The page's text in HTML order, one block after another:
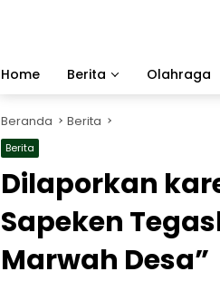
Home
Berita Olahraga
Beranda Berita
Berita
Dilaporkan
Sapeken
Marwah Desa”